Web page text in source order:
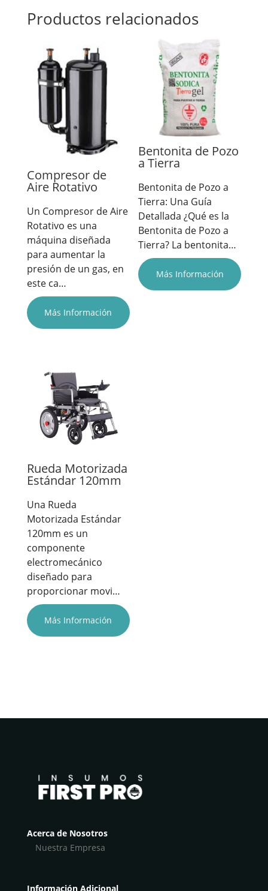
Productos relacionados
Compresor de
Aire Rotativo
Un Compresor de Aire
Rotativo es una
máquina diseñada
para aumentar la
presión de un gas, en
este ca…
Más Información
Bentonita de Pozo
a Tierra
Bentonita de Pozo a
Tierra: Una Guía
Detallada ¿Qué es la
Bentonita de Pozo a
Tierra? La bentonita…
Más Información
Rueda Motorizada
Estándar 120mm
Una Rueda
Motorizada Estándar
120mm es un
componente
electromecánico
diseñado para
proporcionar movi…
Más Información
Acerca de Nosotros
Nuestra Empresa
Información Adicional